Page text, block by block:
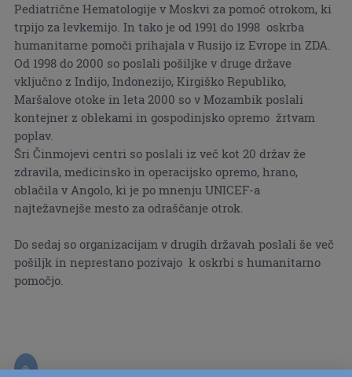
Pediatrične Hematologije v Moskvi za pomoč otrokom, ki
trpijo za levkemijo. In tako je od 1991 do 1998 oskrba
humanitarne pomoči prihajala v Rusijo iz Evrope in ZDA.
Od 1998 do 2000 so poslali pošiljke v druge države
vključno z Indijo, Indonezijo, Kirgiško Republiko,
Maršalove otoke in leta 2000 so v Mozambik poslali
kontejner z oblekami in gospodinjsko opremo žrtvam
poplav.
Šri Činmojevi centri so poslali iz več kot 20 držav že
zdravila, medicinsko in operacijsko opremo, hrano,
oblačila v Angolo, ki je po mnenju UNICEF-a
najtežavnejše mesto za odraščanje otrok.
Do sedaj so organizacijam v drugih državah poslali še več
pošiljk in neprestano pozivajo k oskrbi s humanitarno
pomočjo.
